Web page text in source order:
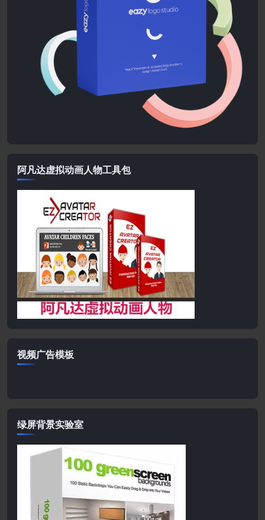
阿凡达虚拟动画人物工具包
视频广告模板
绿屏背景实验室